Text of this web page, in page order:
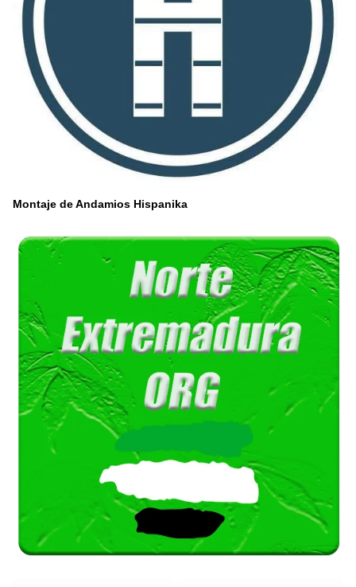
Montaje de Andamios Hispanika